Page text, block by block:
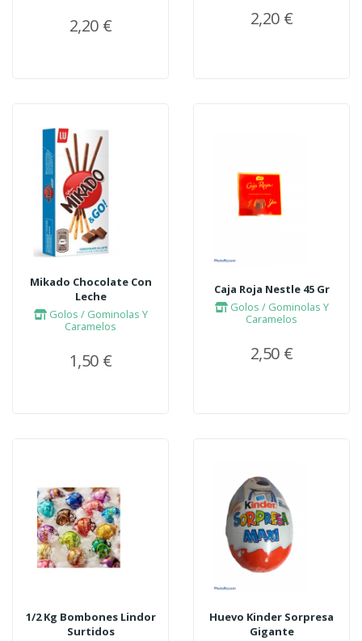
2,20 € 2,20 €
Mikado Chocolate Con
Leche
Golos / Gominolas Y
Caramelos
1,50 €
Caja Roja Nestle 45 Gr
Golos / Gominolas Y
Caramelos
2,50 €
1/2 Kg Bombones Lindor
Surtidos
Huevo Kinder Sorpresa
Gigante